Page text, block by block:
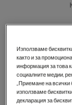
RCB736E7MX
Cooling
5 (5)
Използваме
както и за
информация за това
социалните медии,
„Приемане на всички
използваме
декларация за